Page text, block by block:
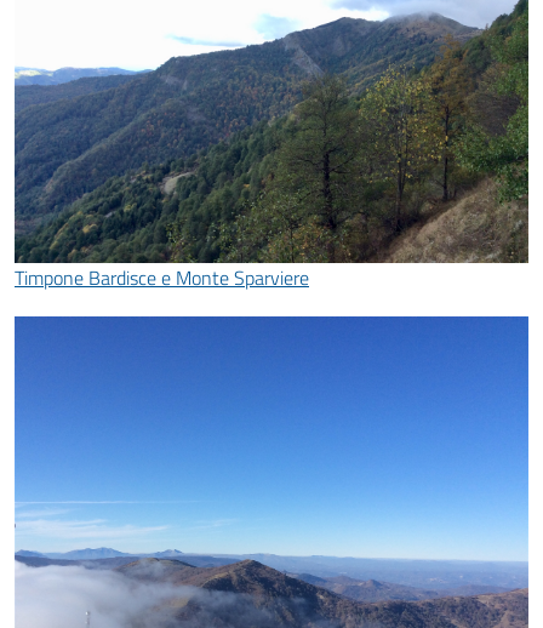
Timpone Bardisce e Monte Sparviere